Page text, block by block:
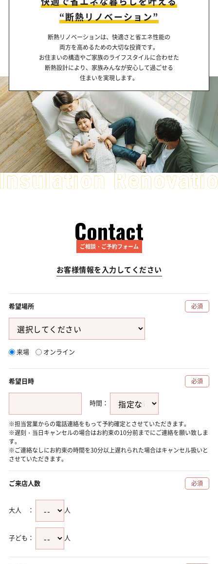
“断熱リノベーション”
断熱リノベーションは、快適さと省エネ性能の
両方を高めるための大切な投資です。
お住まいの構造やご家族のライフスタイルに合わせた
断熱設計により、家族みんなが安心して過ごせる
住まいを実現します。
Contact
ご相談・ご予約フォーム
お客様情報を入力してください
希望場所 必須
来場 オンライン
希望日時 必須
時間：
※担当営業からの電話連絡をもって予約確定とさせていただきます。
※遅刻・当日キャンセルの場合はお約束の10分前までにご連絡を願い致しま
す。
※ご連絡なしにお約束の時間を30分以上遅れられた場合はキャンセル扱いと
させていただきます。
ご来店人数 必須
大人 ： 人
子ども： 人